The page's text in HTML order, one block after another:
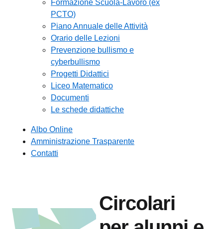
Formazione Scuola-Lavoro (ex
PCTO)
Piano Annuale delle Attività
Orario delle Lezioni
Prevenzione bullismo e
cyberbullismo
Progetti Didattici
Liceo Matematico
Documenti
Le schede didattiche
Albo Online
Amministrazione Trasparente
Contatti
Circolari